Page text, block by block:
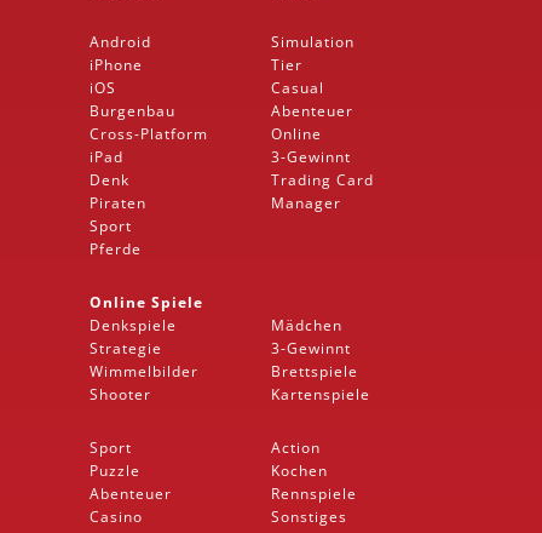
Android
iPhone
iOS
Burgenbau
Cross-Platform
iPad
Denk
Piraten
Sport
Pferde
Simulation
Tier
Casual
Abenteuer
Online
3-Gewinnt
Trading Card
Manager
Online Spiele
Denkspiele
Strategie
Wimmelbilder
Shooter
Mädchen
3-Gewinnt
Brettspiele
Kartenspiele
Sport
Puzzle
Abenteuer
Casino
Action
Kochen
Rennspiele
Sonstiges